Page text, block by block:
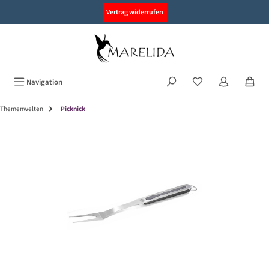
Vertrag widerrufen
Navigation
Themenwelten Picknick